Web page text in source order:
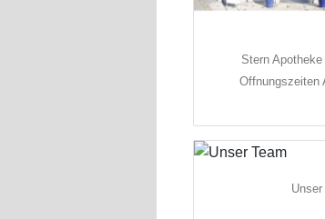
Stern
Offnungszeiten
Unser